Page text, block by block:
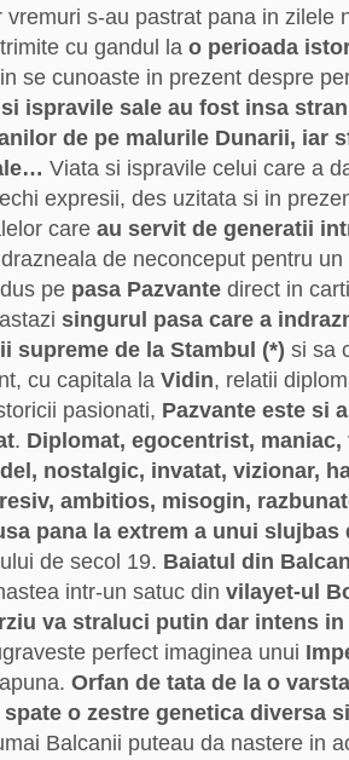
vremuri s-au pastrat pana in zilele
cu gandul la o perioada
se cunoaste in prezent despre
ispravile sale au fost insa
de pe malurile Dunarii, iar
Viata si ispravile celui care a
expresii, des uzitata si in
care au servit de generatii
de neconceput pentru
pe pasa Pazvante direct in
singurul pasa care a
supreme de la Stambul (*) si sa
cu capitala la Vidin, relatii
pasionati, Pazvante este si
. Diplomat, egocentrist,
nostalgic, invatat, vizionar,
ambitios, misogin,
pana la extrem a unui slujbas
de secol 19. Baiatul din
intr-un satuc din vilayet-ul
va straluci putin dar intens
perfect imaginea unui
Orfan de tata de la o
o zestre genetica diversa
Balcanii puteau da nastere in